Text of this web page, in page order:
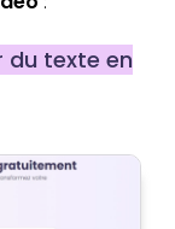
du texte en